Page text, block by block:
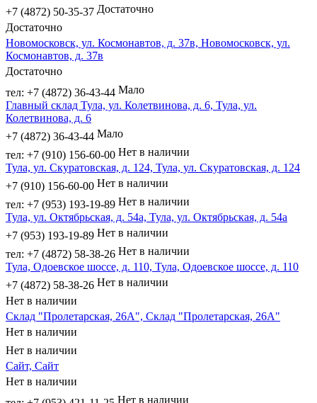
+7 (4872) 50-35-37 Достаточно
Достаточно
Новомосковск, ул. Космонавтов, д. 37в, Новомосковск, ул.
Космонавтов, д. 37в
Достаточно
тел: +7 (4872) 36-43-44 Мало
Главный склад Тула, ул. Колетвинова, д. 6, Тула, ул.
Колетвинова, д. 6
+7 (4872) 36-43-44 Мало
тел: +7 (910) 156-60-00 Нет в наличии
Тула, ул. Скуратовская, д. 124, Тула, ул. Скуратовская, д. 124
+7 (910) 156-60-00 Нет в наличии
тел: +7 (953) 193-19-89 Нет в наличии
Тула, ул. Октябрьская, д. 54а, Тула, ул. Октябрьская, д. 54а
+7 (953) 193-19-89 Нет в наличии
тел: +7 (4872) 58-38-26 Нет в наличии
Тула, Одоевское шоссе, д. 110, Тула, Одоевское шоссе, д. 110
+7 (4872) 58-38-26 Нет в наличии
Нет в наличии
Склад "Пролетарская, 26А", Склад "Пролетарская, 26А"
Нет в наличии
Нет в наличии
Сайт, Сайт
Нет в наличии
Нет в наличии